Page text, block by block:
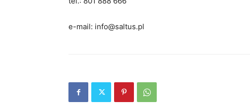
e-mail: info@saltus.pl